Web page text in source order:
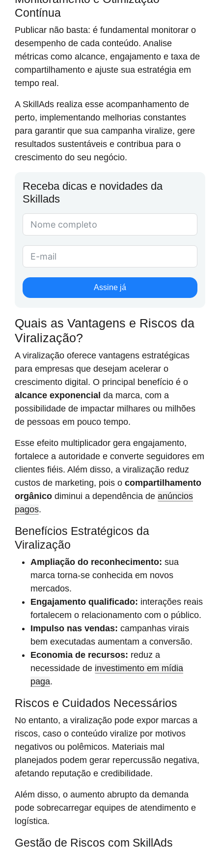
Contínua
Publicar não basta: é fundamental monitorar o
desempenho de cada conteúdo. Analise
métricas como alcance, engajamento e taxa de
compartilhamento e ajuste sua estratégia em
tempo real.
A SkillAds realiza esse acompanhamento de
perto, implementando melhorias constantes
para garantir que sua campanha viralize, gere
resultados sustentáveis e contribua para o
crescimento do seu negócio.
Receba dicas e novidades da
Skillads
Assine já
Quais as Vantagens e Riscos da
Viralização?
A viralização oferece vantagens estratégicas
para empresas que desejam acelerar o
crescimento digital. O principal benefício é o
alcance exponencial da marca, com a
possibilidade de impactar milhares ou milhões
de pessoas em pouco tempo.
Esse efeito multiplicador gera engajamento,
fortalece a autoridade e converte seguidores em
clientes fiéis. Além disso, a viralização reduz
custos de marketing, pois o compartilhamento
orgânico diminui a dependência de anúncios
pagos.
Benefícios Estratégicos da
Viralização
Ampliação do reconhecimento: sua
marca torna-se conhecida em novos
mercados.
Engajamento qualificado: interações reais
fortalecem o relacionamento com o público.
Impulso nas vendas: campanhas virais
bem executadas aumentam a conversão.
Economia de recursos: reduz a
necessidade de investimento em mídia
paga.
Riscos e Cuidados Necessários
No entanto, a viralização pode expor marcas a
riscos, caso o conteúdo viralize por motivos
negativos ou polêmicos. Materiais mal
planejados podem gerar repercussão negativa,
afetando reputação e credibilidade.
Além disso, o aumento abrupto da demanda
pode sobrecarregar equipes de atendimento e
logística.
Gestão de Riscos com SkillAds